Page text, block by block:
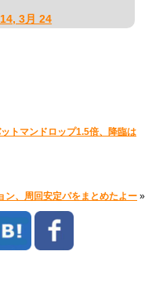
3月 24
トマンドロップ1.5倍、降臨は
ン、周回安定パをまとめたよー »